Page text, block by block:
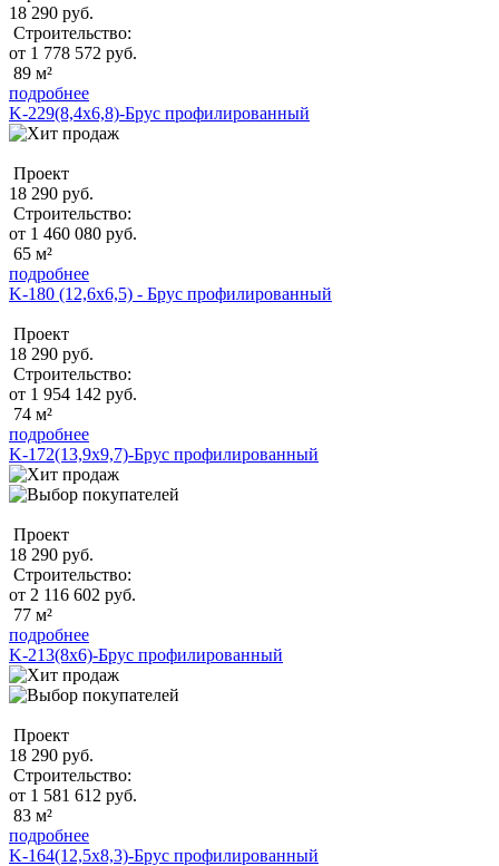
18 290 руб.
Строительство:
от 1 778 572 руб.
89 м²
подробнее
K-229(8,4x6,8)-Брус профилированный
Проект
18 290 руб.
Строительство:
от 1 460 080 руб.
65 м²
подробнее
K-180 (12,6x6,5) - Брус профилированный
Проект
18 290 руб.
Строительство:
от 1 954 142 руб.
74 м²
подробнее
K-172(13,9х9,7)-Брус профилированный
Проект
18 290 руб.
Строительство:
от 2 116 602 руб.
77 м²
подробнее
K-213(8x6)-Брус профилированный
Проект
18 290 руб.
Строительство:
от 1 581 612 руб.
83 м²
подробнее
K-164(12,5х8,3)-Брус профилированный